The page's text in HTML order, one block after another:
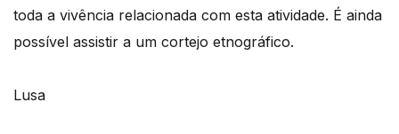
toda a vivência relacionada com esta atividade. É ainda
possível assistir a um cortejo etnográfico.
Lusa